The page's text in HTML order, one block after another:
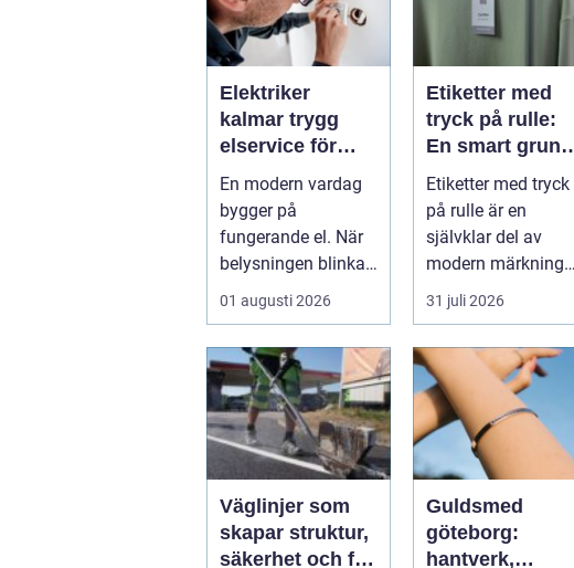
Elektriker
kalmar trygg
elservice för
hem och företag
En modern vardag
bygger på
fungerande el. När
belysningen blinkar,
propparna går eller
en ny laddbox...
01 augusti 2026
Etiketter med
tryck på rulle:
En smart grund
för effektiv
märkning
Etiketter med tryck
på rulle är en
självklar del av
modern märkning
inom indust...
31 juli 2026
Väglinjer som
skapar struktur,
säkerhet och flyt
Guldsmed
göteborg:
hantverk,